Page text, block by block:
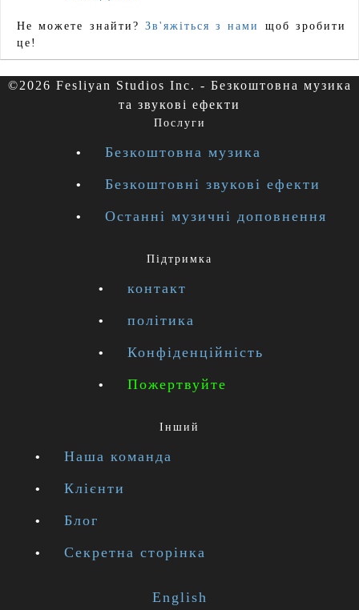
Не можете знайти? Зв'яжіться з нами
щоб зробити
це!
©2026 Fesliyan Studios Inc. - Безкоштовна музика
та звукові ефекти
Послуги
Безкоштовна музика
Безкоштовні звукові ефекти
Останні музичні доповнення
Підтримка
контакт
політика
Конфіденційність
Пожертвуйте
Інший
Наша команда
Клієнти
Блог
Секретна сторінка
English